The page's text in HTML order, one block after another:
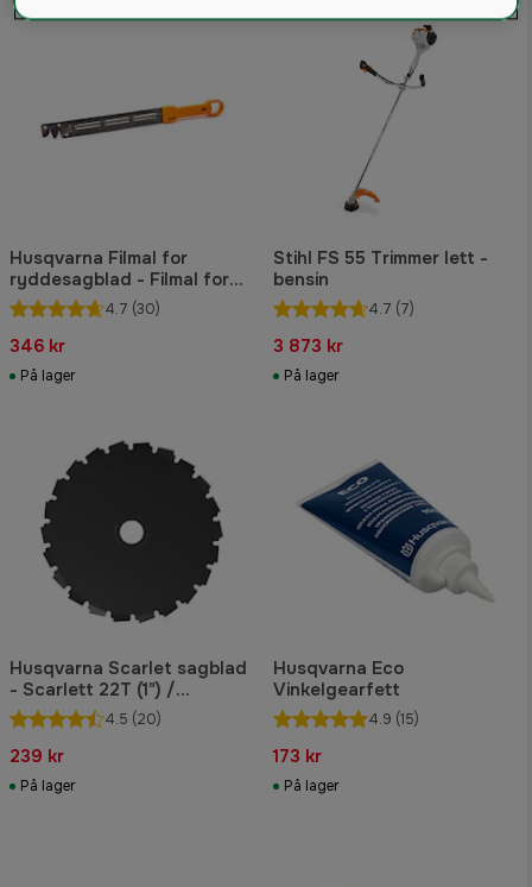
Husqvarna Filmal for
ryddesagblad - Filmal for
ryddesagblad
4.7 (30)
346 kr
På lager
Stihl FS 55 Trimmer lett -
bensin
4.7 (7)
3 873 kr
På lager
Husqvarna Scarlet sagblad
- Scarlett 22T (1") /
Ø200mm
4.5 (20)
239 kr
På lager
Husqvarna Eco
Vinkelgearfett
4.9 (15)
173 kr
På lager